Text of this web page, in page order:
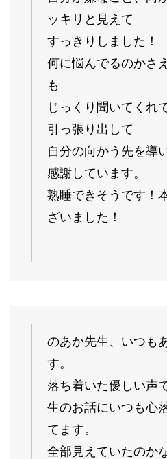
ッキリと見えて
すっきりしました！
何に悩んでるのかさ
も
じっくり聞いてくれ
引っ張り出して
自分の向かう先を導
感謝しています。
熟睡できそうです！
ざいました！
のあか先生、いつも
す。
落ち着いた優しい声
生のお話にいつも心
てます。
全部見えていたのか